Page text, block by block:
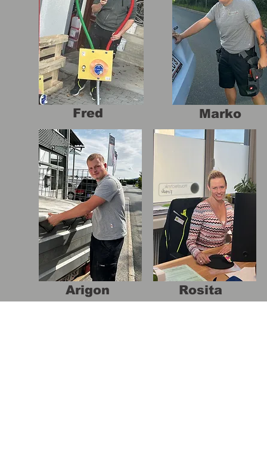
Fred
Arigon
Marko
Rosita